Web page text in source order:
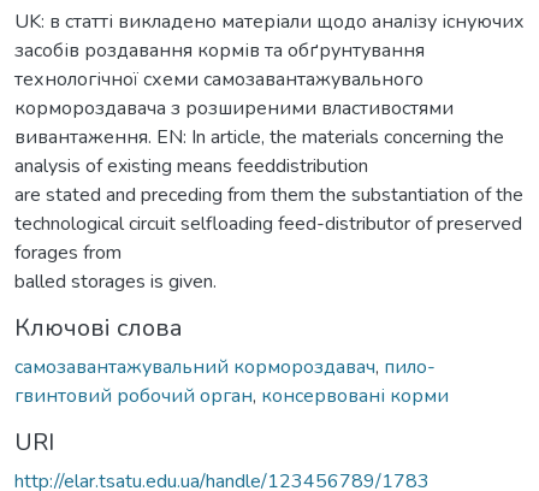
UK: в статті викладено матеріали щодо аналізу існуючих
засобів роздавання кормів та обґрунтування
технологічної схеми самозавантажувального
кормороздавача з розширеними властивостями
вивантаження. EN: In article, the materials concerning the
analysis of existing means feeddistribution
are stated and preceding from them the substantiation of the
technological circuit selfloading feed-distributor of preserved
forages from
balled storages is given.
Ключові слова
самозавантажувальний кормороздавач, пило-
гвинтовий робочий орган, консервовані корми
URI
http://elar.tsatu.edu.ua/handle/123456789/1783